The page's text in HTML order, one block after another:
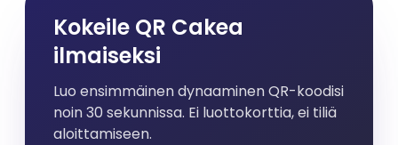
Kokeile QR Cakea
ilmaiseksi
Luo ensimmäinen dynaaminen QR-koodisi
noin 30 sekunnissa. Ei luottokorttia, ei tiliä
aloittamiseen.